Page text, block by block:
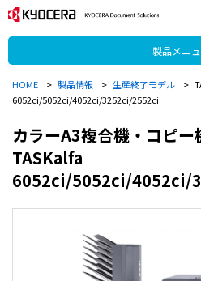
製品メニ
HOME > 製品情報 > 生産終了モデル >
6052ci/5052ci/4052ci/3252ci/2552ci
カラーA3複合機・コピー
TASKalfa
6052ci/5052ci/4052ci/